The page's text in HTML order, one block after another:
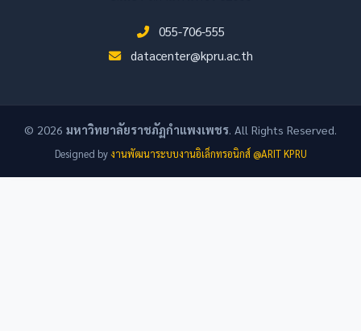
055-706-555
datacenter@kpru.ac.th
© 2026 มหาวิทยาลัยราชภัฏกำแพงเพชร. All Rights Reserved.
Designed byงานพัฒนาระบบงานอิเล็กทรอนิกส์ @ARIT KPRU